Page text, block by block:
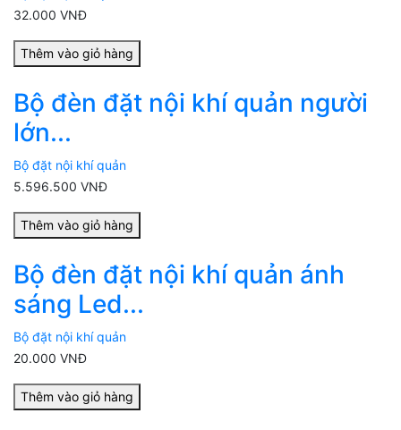
32.000 VNĐ
Thêm vào giỏ hàng
Bộ đèn đặt nội khí quản người
lớn...
Bộ đặt nội khí quản
5.596.500 VNĐ
Thêm vào giỏ hàng
Bộ đèn đặt nội khí quản ánh
sáng Led...
Bộ đặt nội khí quản
20.000 VNĐ
Thêm vào giỏ hàng